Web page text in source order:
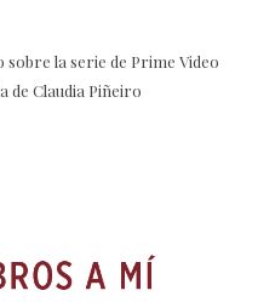
sobre la serie de Prime Video
de Claudia Piñeiro